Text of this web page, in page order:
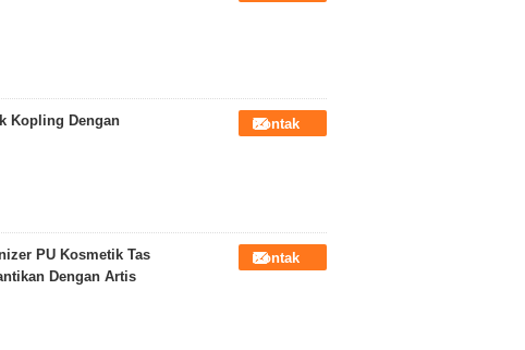
Kopling Dengan
Kontak
PU Kosmetik Tas
Dengan Artis
Kontak